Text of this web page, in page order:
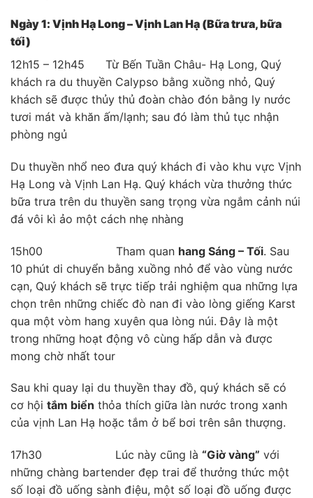
Ngày 1: Vịnh Hạ Long – Vịnh Lan Hạ (Bữa trưa, bữa
tối)
12h15 – 12h45 Từ Bến Tuần Châu- Hạ Long, Quý
khách ra du thuyền Calypso bằng xuồng nhỏ, Quý
khách sẽ được thủy thủ đoàn chào đón bằng ly nước
tươi mát và khăn ấm/lạnh; sau đó làm thủ tục nhận
phòng ngủ
Du thuyền nhổ neo đưa quý khách đi vào khu vực Vịnh
Hạ Long và Vịnh Lan Hạ. Quý khách vừa thưởng thức
bữa trưa trên du thuyền sang trọng vừa ngắm cảnh núi
đá vôi kì ảo một cách nhẹ nhàng
15h00 Tham quan hang Sáng – Tối. Sau
10 phút di chuyển bằng xuồng nhỏ để vào vùng nước
cạn, Quý khách sẽ trực tiếp trải nghiệm qua những lựa
chọn trên những chiếc đò nan đi vào lòng giếng Karst
qua một vòm hang xuyên qua lòng núi. Đây là một
trong những hoạt động vô cùng hấp dẫn và được
mong chờ nhất tour
Sau khi quay lại du thuyền thay đồ, quý khách sẽ có
cơ hội tắm biển thỏa thích giữa làn nước trong xanh
của vịnh Lan Hạ hoặc tắm ở bể bơi trên sân thượng.
17h30 Lúc này cũng là “Giờ vàng” với
những chàng bartender đẹp trai để thưởng thức một
số loại đồ uống sành điệu, một số loại đồ uống được